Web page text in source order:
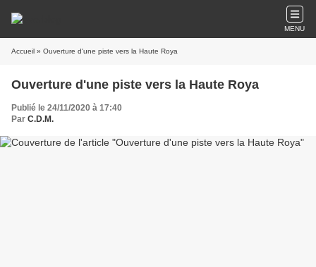
MENU
Accueil » Ouverture d'une piste vers la Haute Roya
Ouverture d'une piste vers la Haute Roya
Publié le 24/11/2020 à 17:40
Par C.D.M.